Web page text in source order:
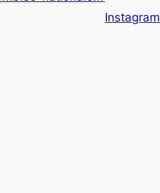
Instagram